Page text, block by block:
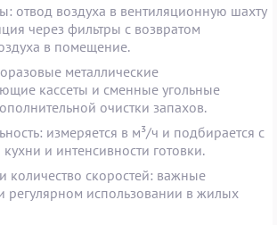
отвод воздуха в вентиляционную шахту
через фильтры с возвратом
в помещение.
металлические
кассеты и сменные угольные
очистки запахов.
измеряется в м³/ч и подбирается с
и интенсивности готовки.
количество скоростей: важные
регулярном использовании в жилых